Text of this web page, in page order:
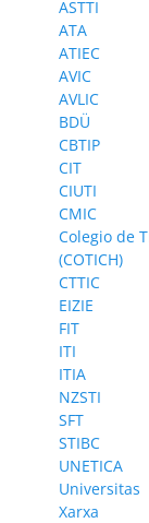
ASTTI
ATA
ATIEC
AVIC
AVLIC
BDÜ
CBTIP
CIT
CIUTI
CMIC
Colegio de
(COTICH)
CTTIC
EIZIE
FIT
ITI
ITIA
NZSTI
SFT
STIBC
UNETICA
Universitas
Xarxa